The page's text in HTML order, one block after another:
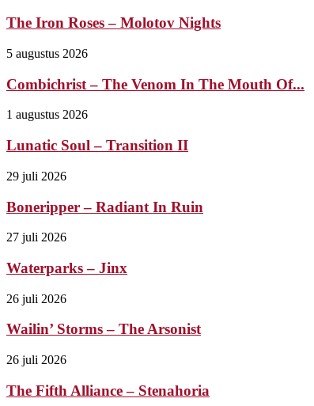
The Iron Roses – Molotov Nights
5 augustus 2026
Combichrist – The Venom In The Mouth Of...
1 augustus 2026
Lunatic Soul – Transition II
29 juli 2026
Boneripper – Radiant In Ruin
27 juli 2026
Waterparks – Jinx
26 juli 2026
Wailin’ Storms – The Arsonist
26 juli 2026
The Fifth Alliance – Stenahoria